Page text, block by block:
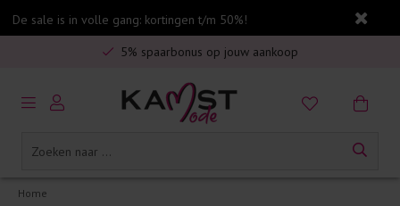
De sale is in volle gang: kortingen t/m 50%!
Veilig online betalen
5% spaarbonus op jouw aankoop
Gratis verzending in Nederland vanaf €75,-
Home